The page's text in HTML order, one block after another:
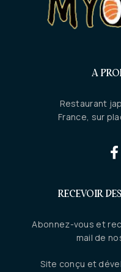
A
Restaurant
France, sur
RECEVOIR
Abonnez-vous et
mail de
Site conçu et